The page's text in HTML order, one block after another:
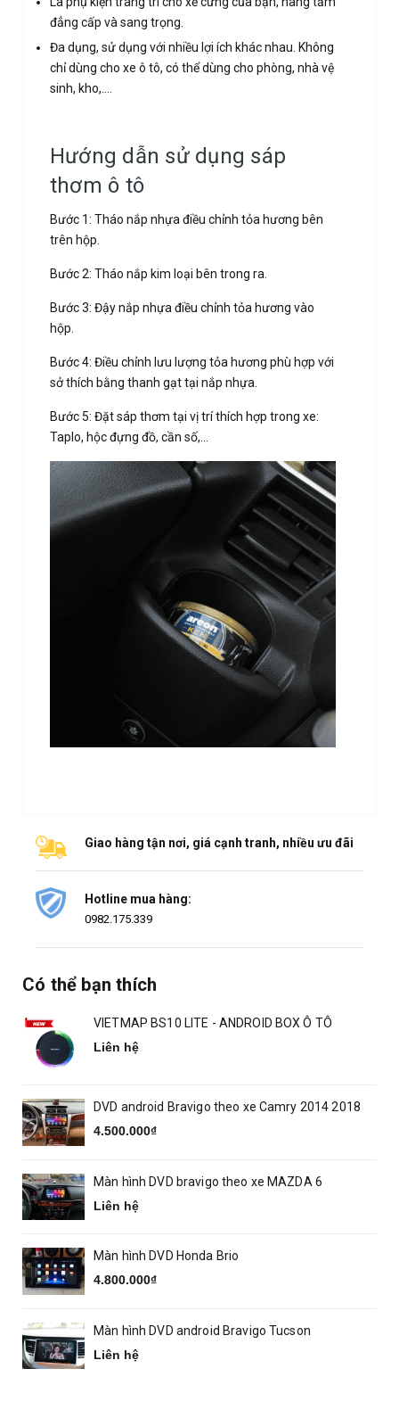
đẳng cấp và sang trọng.
Đa dụng, sử dụng với nhiều lợi ích khác nhau. Không
chỉ dùng cho xe ô tô, có thể dùng cho phòng, nhà vệ
sinh, kho,….
Hướng dẫn sử dụng sáp
thơm ô tô
Bước 1: Tháo nắp nhựa điều chỉnh tỏa hương bên
trên hộp.
Bước 2: Tháo nắp kim loại bên trong ra.
Bước 3: Đậy nắp nhựa điều chỉnh tỏa hương vào
hộp.
Bước 4: Điều chỉnh lưu lượng tỏa hương phù hợp với
sở thích bằng thanh gạt tại nắp nhựa.
Bước 5: Đặt sáp thơm tại vị trí thích hợp trong xe:
Taplo, hộc đựng đồ, cần số,…
Giao hàng tận nơi, giá cạnh tranh, nhiều ưu đãi
Hotline mua hàng:
0982.175.339
Có thể bạn thích
VIETMAP BS10 LITE - ANDROID BOX Ô TÔ
Liên hệ
DVD android Bravigo theo xe Camry 2014 2018
4.500.000₫
Màn hình DVD bravigo theo xe MAZDA 6
Liên hệ
Màn hình DVD Honda Brio
4.800.000₫
Màn hình DVD android Bravigo Tucson
Liên hệ